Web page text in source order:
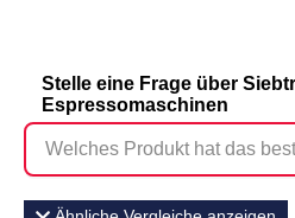
Stelle eine Frage über
Espressomaschinen